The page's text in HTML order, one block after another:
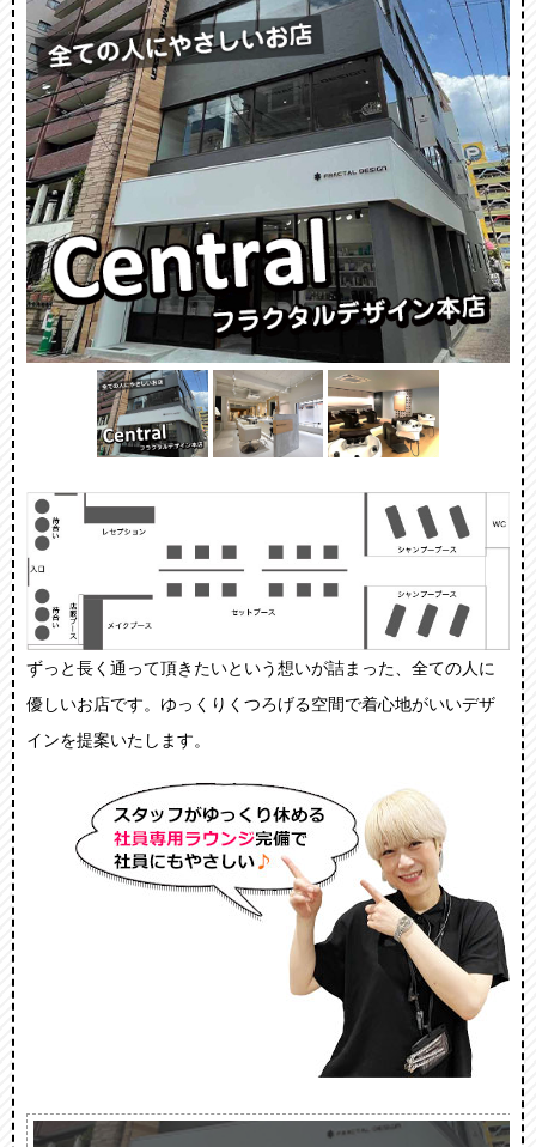
ずっと長く通って頂きたいという想いが詰まった、全ての人に
優しいお店です。ゆっくりくつろげる空間で着心地がいいデザ
インを提案いたします。